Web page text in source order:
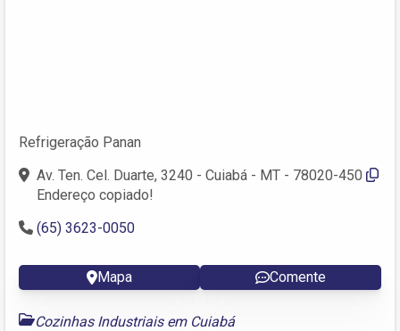
Refrigeração Panan
Av. Ten. Cel. Duarte, 3240 - Cuiabá - MT - 78020-450
Endereço copiado!
(65) 3623-0050
Mapa Comente
Cozinhas Industriais em Cuiabá